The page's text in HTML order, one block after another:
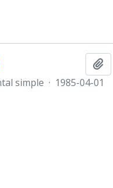
simple · 1985-04-01